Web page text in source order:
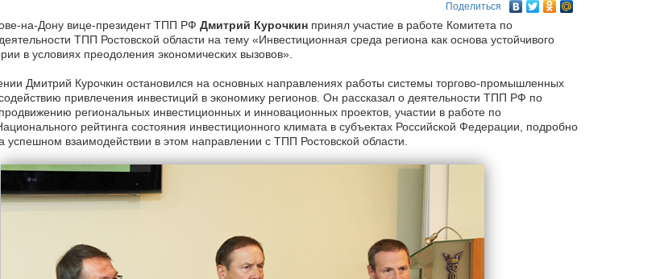
Поделиться
на-Дону вице-президент ТПП РФ Дмитрий Курочкинпринял участие в работе Комитета по
ТПП Ростовской области на тему «Инвестиционная среда региона как основа устойчивого
в условиях преодоления экономических вызовов».
Дмитрий Курочкин остановился на основных направлениях работы системы торгово-промышленных
привлечения инвестиций в экономику регионов. Он рассказал о деятельности ТПП РФ по
региональных инвестиционных и инновационных проектов, участии в работе по
рейтинга состояния инвестиционного климата в субъектах Российской Федерации, подробно
успешном взаимодействии в этом направлении с ТПП Ростовской области.